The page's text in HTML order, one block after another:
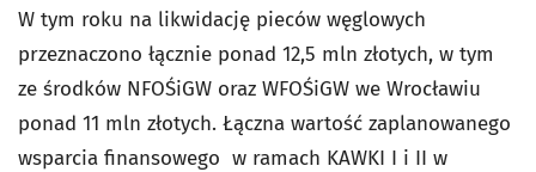
W tym roku na likwidację pieców węglowych
przeznaczono łącznie ponad 12,5 mln złotych, w tym
ze środków NFOŚiGW oraz WFOŚiGW we Wrocławiu
ponad 11 mln złotych. Łączna wartość zaplanowanego
wsparcia finansowego w ramach KAWKI I i II w